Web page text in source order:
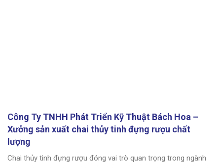
Công Ty TNHH Phát Triển Kỹ Thuật Bách Hoa –
Xưởng sản xuất chai thủy tinh đựng rượu chất
lượng
Chai thủy tinh đựng rượu đóng vai trò quan trọng trong ngành